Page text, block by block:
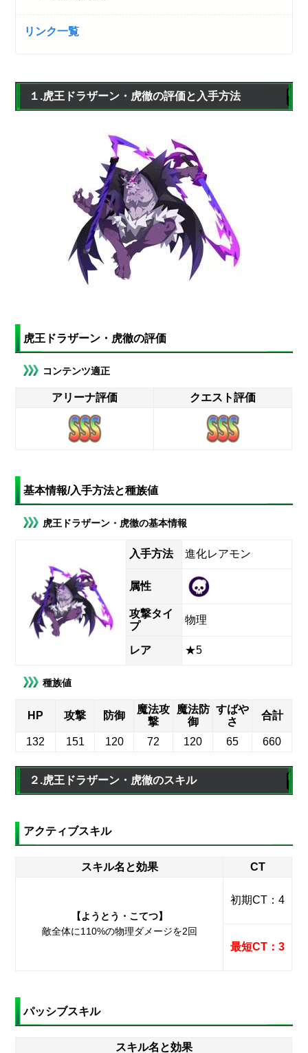
リンク一覧
１.虎王ドラザーン・虎徹の評価と入手方法
虎王ドラザーン・虎徹の評価
コンテンツ適正
アリーナ評価 クエスト評価
基本情報/入手方法と種族値
虎王ドラザーン・虎徹の基本情報
入手方法 進化レアモン
属性
攻撃タイ
プ
物理
レア ★5
種族値
HP 攻撃 防御
魔法攻
撃
魔法防
御
すばや
さ
合計
132 151 120 72 120 65 660
２.虎王ドラザーン・虎徹のスキル
アクティブスキル
スキル名と効果 CT
【ようとう・こてつ】
敵全体に110%の物理ダメージを2回
初期CT：4
最短CT：3
パッシブスキル
スキル名と効果